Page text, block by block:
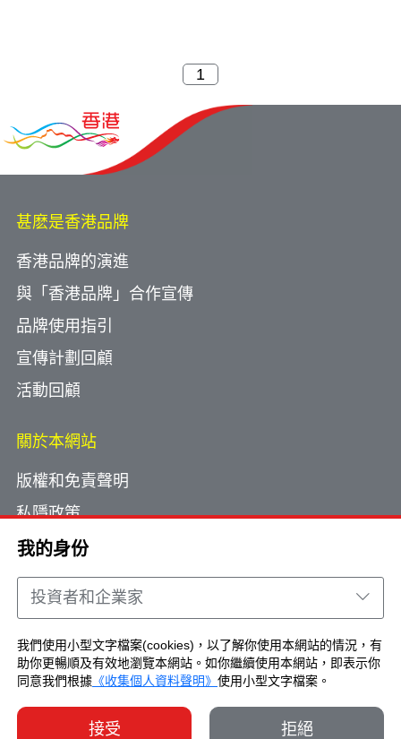
我的身份
投資者和企業家
我們使用小型文字檔案(cookies)，以了解你使用本網站的情況，有
助你更暢順及有效地瀏覽本網站。如你繼續使用本網站，即表示你
同意我們根據 《收集個人資料聲明》 使用小型文字檔案。
接受 拒絕
甚麽是香港品牌
香港品牌的演進
與「香港品牌」合作宣傳
品牌使用指引
宣傳計劃回顧
活動回顧
關於本網站
版權和免責聲明
私隱政策
使用小型文字檔案
網頁指南
聯絡我們
Copyright © Brand Hong Kong. All Rights
Reserved.